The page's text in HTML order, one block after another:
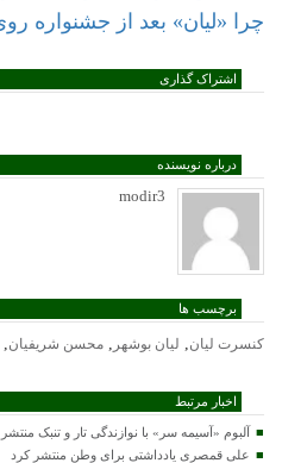
چرا «لیان» بعد از جشنواره
اشتراک گذاری
درباره نویسنده
modir3
برچسب ها
کنسرت لیان, لیان بوشهر , محسن شریفیان,
اخبار مرتبط
آلبوم «آسیمه سر» با نوازندگی تار و تنبک
علی قمصری یادداشتی برای وطن منتشر کرد